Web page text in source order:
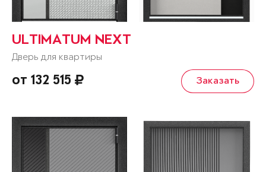
ULTIMATUM NEXT
Дверь для квартиры
от 132 515 Заказать